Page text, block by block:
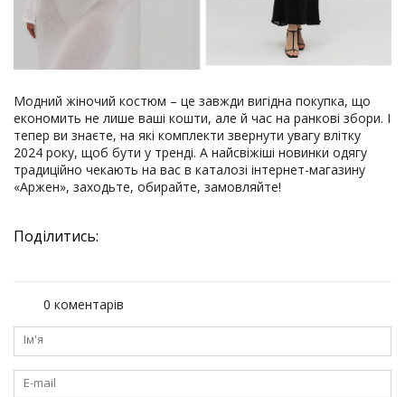
Модний жіночий костюм – це завжди вигідна покупка, що
економить не лише ваші кошти, але й час на ранкові збори. І
тепер ви знаєте, на які комплекти звернути увагу влітку
2024 року, щоб бути у тренді. А найсвіжіші новинки одягу
традиційно чекають на вас в каталозі інтернет-магазину
«Аржен», заходьте, обирайте, замовляйте!
Поділитись:
0 коментарів